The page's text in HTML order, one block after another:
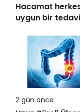
Hacamat
uygun bir tedavi
2 gün önce